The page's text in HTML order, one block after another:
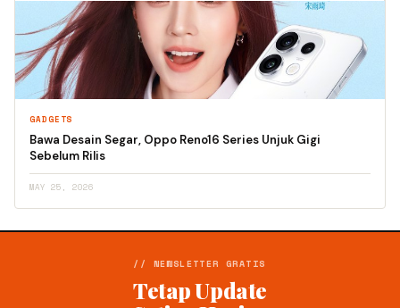
GADGETS
Bawa Desain Segar, Oppo Reno16 Series Unjuk Gigi
Sebelum Rilis
MAY 25, 2026
// NEWSLETTER GRATIS
Tetap Update